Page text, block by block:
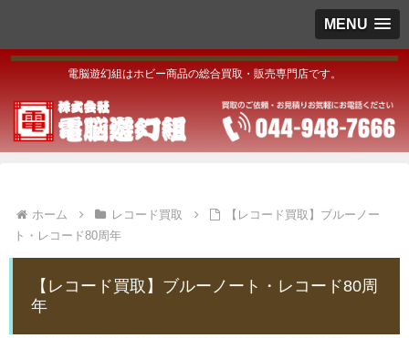
MENU
電脳遊幻組はホビー商品の総合買取・販売専門店です。
ホーム レコード買取
【レコード買取】ブルーノー
ト・レコード80周年
【レコード買取】ブルーノート・レコード80周
年